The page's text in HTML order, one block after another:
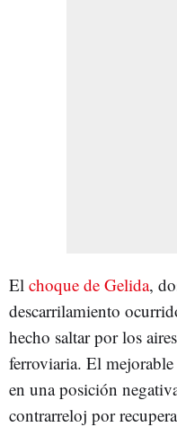
El choque de Gelida,
descarrilamiento
hecho saltar por los
ferroviaria. El
en una posición
contrarreloj por